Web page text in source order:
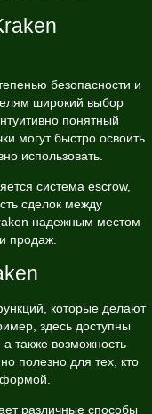
безопасности и
широкий выбор
понятный
могут быстро освоить
использовать.
система escrow,
сделок между
надежным местом
продаж.
которые делают
здесь доступны
также возможность
полезно для тех, кто
различные способы